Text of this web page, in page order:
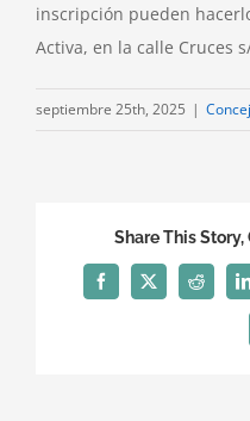
inscripción pueden
Activa, en la calle Cruces
septiembre 25th, 2025 |
Share This
Facebook
X Reddit